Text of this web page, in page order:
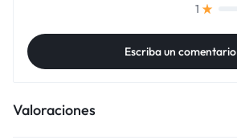
1
Escriba un comentario
Valoraciones